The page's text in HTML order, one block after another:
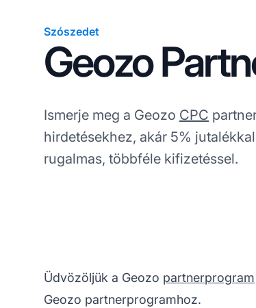
Szószedet
Geozo
Ismerje meg a Geozo CPC
hirdetésekhez, akár 5%
rugalmas, többféle kifizetéssel.
Üdvözöljük a Geozo partnerprogram
Geozo partnerprogramhoz.